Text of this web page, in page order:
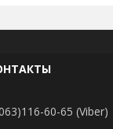
60-65 (Viber)